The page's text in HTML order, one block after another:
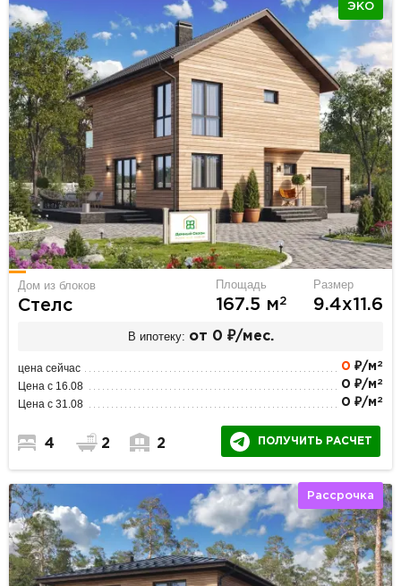
ЭКО
Дом из блоков
Стелс
Площадь
167.5 м2
Размер
9.4х11.6
В ипотеку: от 0 ₽/мес.
цена сейчас 0 ₽/м 2
Цена с 16.08 0 ₽/м 2
Цена с 31.08 0 ₽/м 2
4 2 2 ПОЛУЧИТЬ РАСЧЕТ
Рассрочка